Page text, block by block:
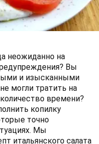
неожиданно на
Вы
и изысканными
могли тратить на
времени?
копилку
точно
Мы
итальянского салата